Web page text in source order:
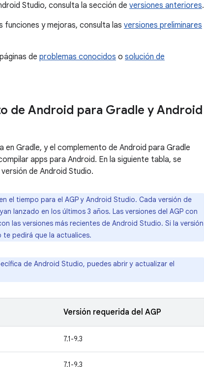
Studio, consulta la sección de versiones anteriores.
funciones y mejoras, consulta las versiones preliminares
de problemas conocidos o solución de
de Android para Gradle y Android
Gradle, y el complemento de Android para Gradle
apps para Android. En la siguiente tabla, se
de Android Studio.
el tiempo para el AGP y Android Studio. Cada versión de
lanzado en los últimos 3 años. Las versiones del AGP con
las versiones más recientes de Android Studio. Si la versión
pedirá que la actualices.
de Android Studio, puedes abrir y actualizar el
Versión requerida del AGP
7.1-9.3
7.1-9.3